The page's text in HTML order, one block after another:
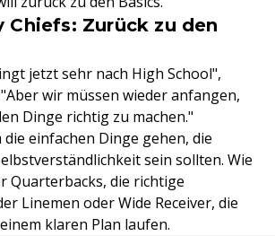
Chiefs: Zurück zu den
jetzt sehr nach High School",
wir müssen wieder anfangen,
Dinge richtig zu machen."
die einfachen Dinge gehen, die
sein sollten. Wie
Quarterbacks, die richtige
Linemen oder Wide Receiver, die
klaren Plan laufen.